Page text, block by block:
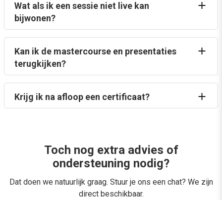
Wat als ik een sessie niet live kan
bijwonen?
Kan ik de mastercourse en presentaties
terugkijken?
Krijg ik na afloop een certificaat?
Toch nog extra advies of
ondersteuning nodig?
Dat doen we natuurlijk graag. Stuur je ons een chat? We zijn
direct beschikbaar.